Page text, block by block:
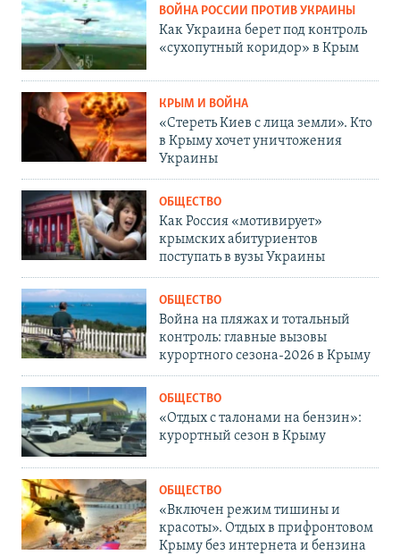
ВОЙНА РОССИИ ПРОТИВ УКРАИНЫ
Как Украина берет под контроль
«сухопутный коридор» в Крым
КРЫМ И ВОЙНА
«Стереть Киев с лица земли». Кто
в Крыму хочет уничтожения
Украины
ОБЩЕСТВО
Как Россия «мотивирует»
крымских абитуриентов
поступать в вузы Украины
ОБЩЕСТВО
Война на пляжах и тотальный
контроль: главные вызовы
курортного сезона-2026 в Крыму
ОБЩЕСТВО
«Отдых с талонами на бензин»:
курортный сезон в Крыму
ОБЩЕСТВО
«Включен режим тишины и
красоты». Отдых в прифронтовом
Крыму без интернета и бензина